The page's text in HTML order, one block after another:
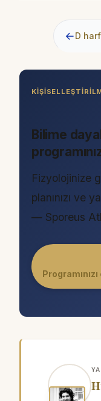
←D
Bilime
Fizyolojinize
planınızı ve
— Sporeus